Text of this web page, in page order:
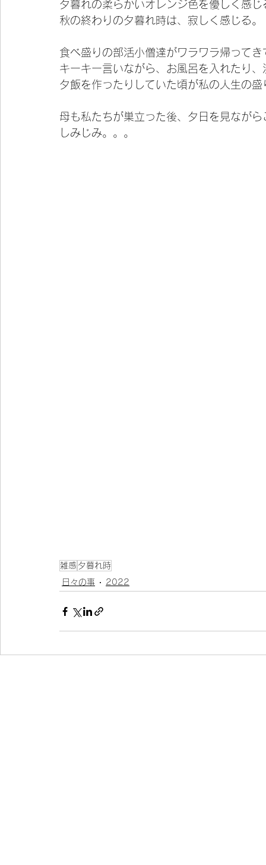
夕暮れの柔らかいオレンジ色を優しく感
秋の終わりの夕暮れ時は、寂しく感じる。
食べ盛りの部活小僧達がワラワラ帰ってき
キーキー言いながら、お風呂を入れたり
夕飯を作ったりしていた頃が私の人生の
母も私たちが巣立った後、夕日を見なが
しみじみ。。。
雑感 夕暮れ時
日々の事
2022